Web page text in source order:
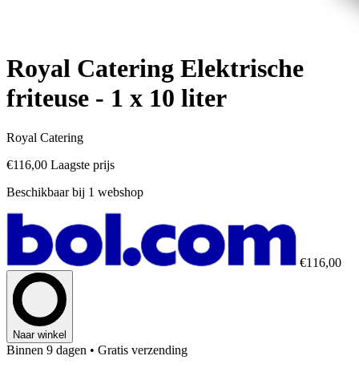
Royal Catering Elektrische
friteuse - 1 x 10 liter
Royal Catering
€116,00 Laagste prijs
Beschikbaar bij 1 webshop
€116,00
Naar winkel
Binnen 9 dagen • Gratis verzending